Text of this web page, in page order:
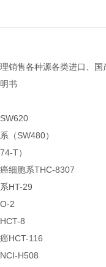
理销售各种源各类进口、
书
（SW480）
T）
细胞系THC-8307
HT-29
2
8
HCT-116
H508